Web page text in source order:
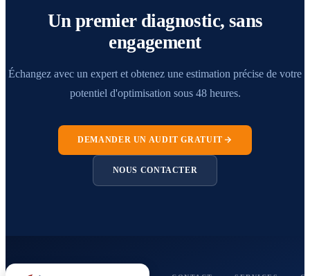
Un premier diagnostic, sans
engagement
Échangez avec un expert et obtenez une estimation précise de votre
potentiel d'optimisation sous 48 heures.
DEMANDER UN AUDIT GRATUIT
NOUS CONTACTER